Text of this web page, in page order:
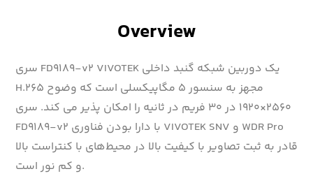
Overview
سری FD9189-v2 VIVOTEK یک دوربین شبکه گنبد داخلی
H.265 مجهز به سنسور ۵ مگاپیکسلی است که وضوح
۲۵۶۰×۱۹۲۰ در ۳۰ فریم در ثانیه را امکان پذیر می کند. سری
FD9189-v2 با دارا بودن فناوری VIVOTEK SNV و WDR Pro
قادر به ثبت تصاویر با کیفیت بالا در محیط‌های با کنتراست بالا
و کم نور است.